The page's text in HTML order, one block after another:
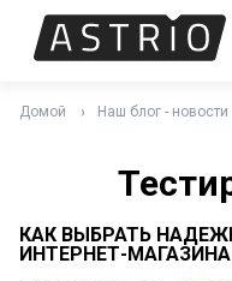
Домой Наш блог - новости
КАК ВЫБРАТЬ
ИНТЕРНЕТ-МАГАЗИНА